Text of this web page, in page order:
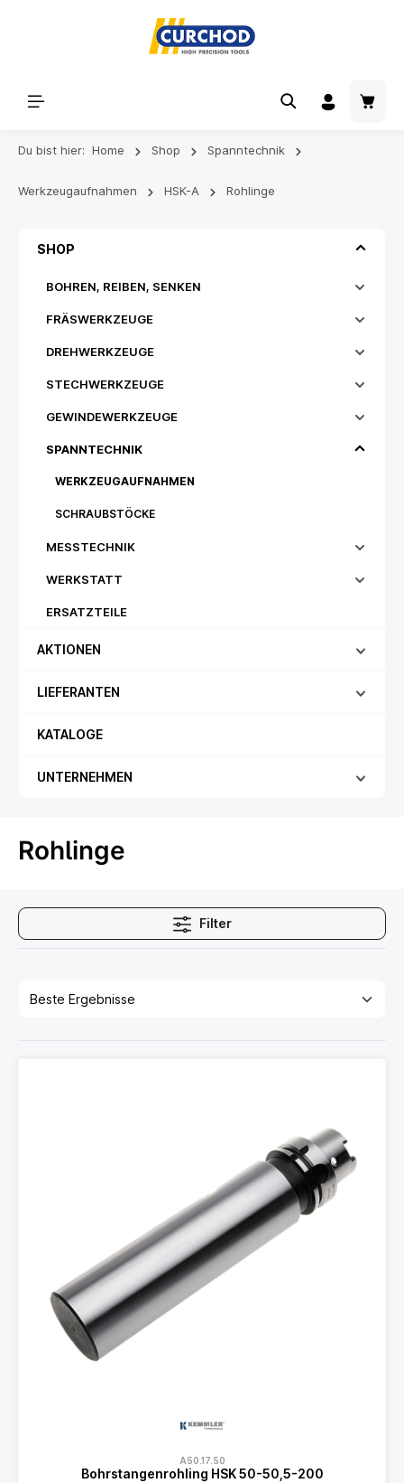
Du bist hier: Home Shop Spanntechnik
Werkzeugaufnahmen HSK-A Rohlinge
SHOP
BOHREN, REIBEN, SENKEN
FRÄSWERKZEUGE
DREHWERKZEUGE
STECHWERKZEUGE
GEWINDEWERKZEUGE
SPANNTECHNIK
WERKZEUGAUFNAHMEN
SCHRAUBSTÖCKE
MESSTECHNIK
WERKSTATT
ERSATZTEILE
AKTIONEN
LIEFERANTEN
KATALOGE
UNTERNEHMEN
Rohlinge
Filter
A50.17.50
Bohrstangenrohling HSK 50-50,5-200